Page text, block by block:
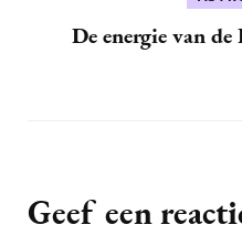
De energie van
Geef een